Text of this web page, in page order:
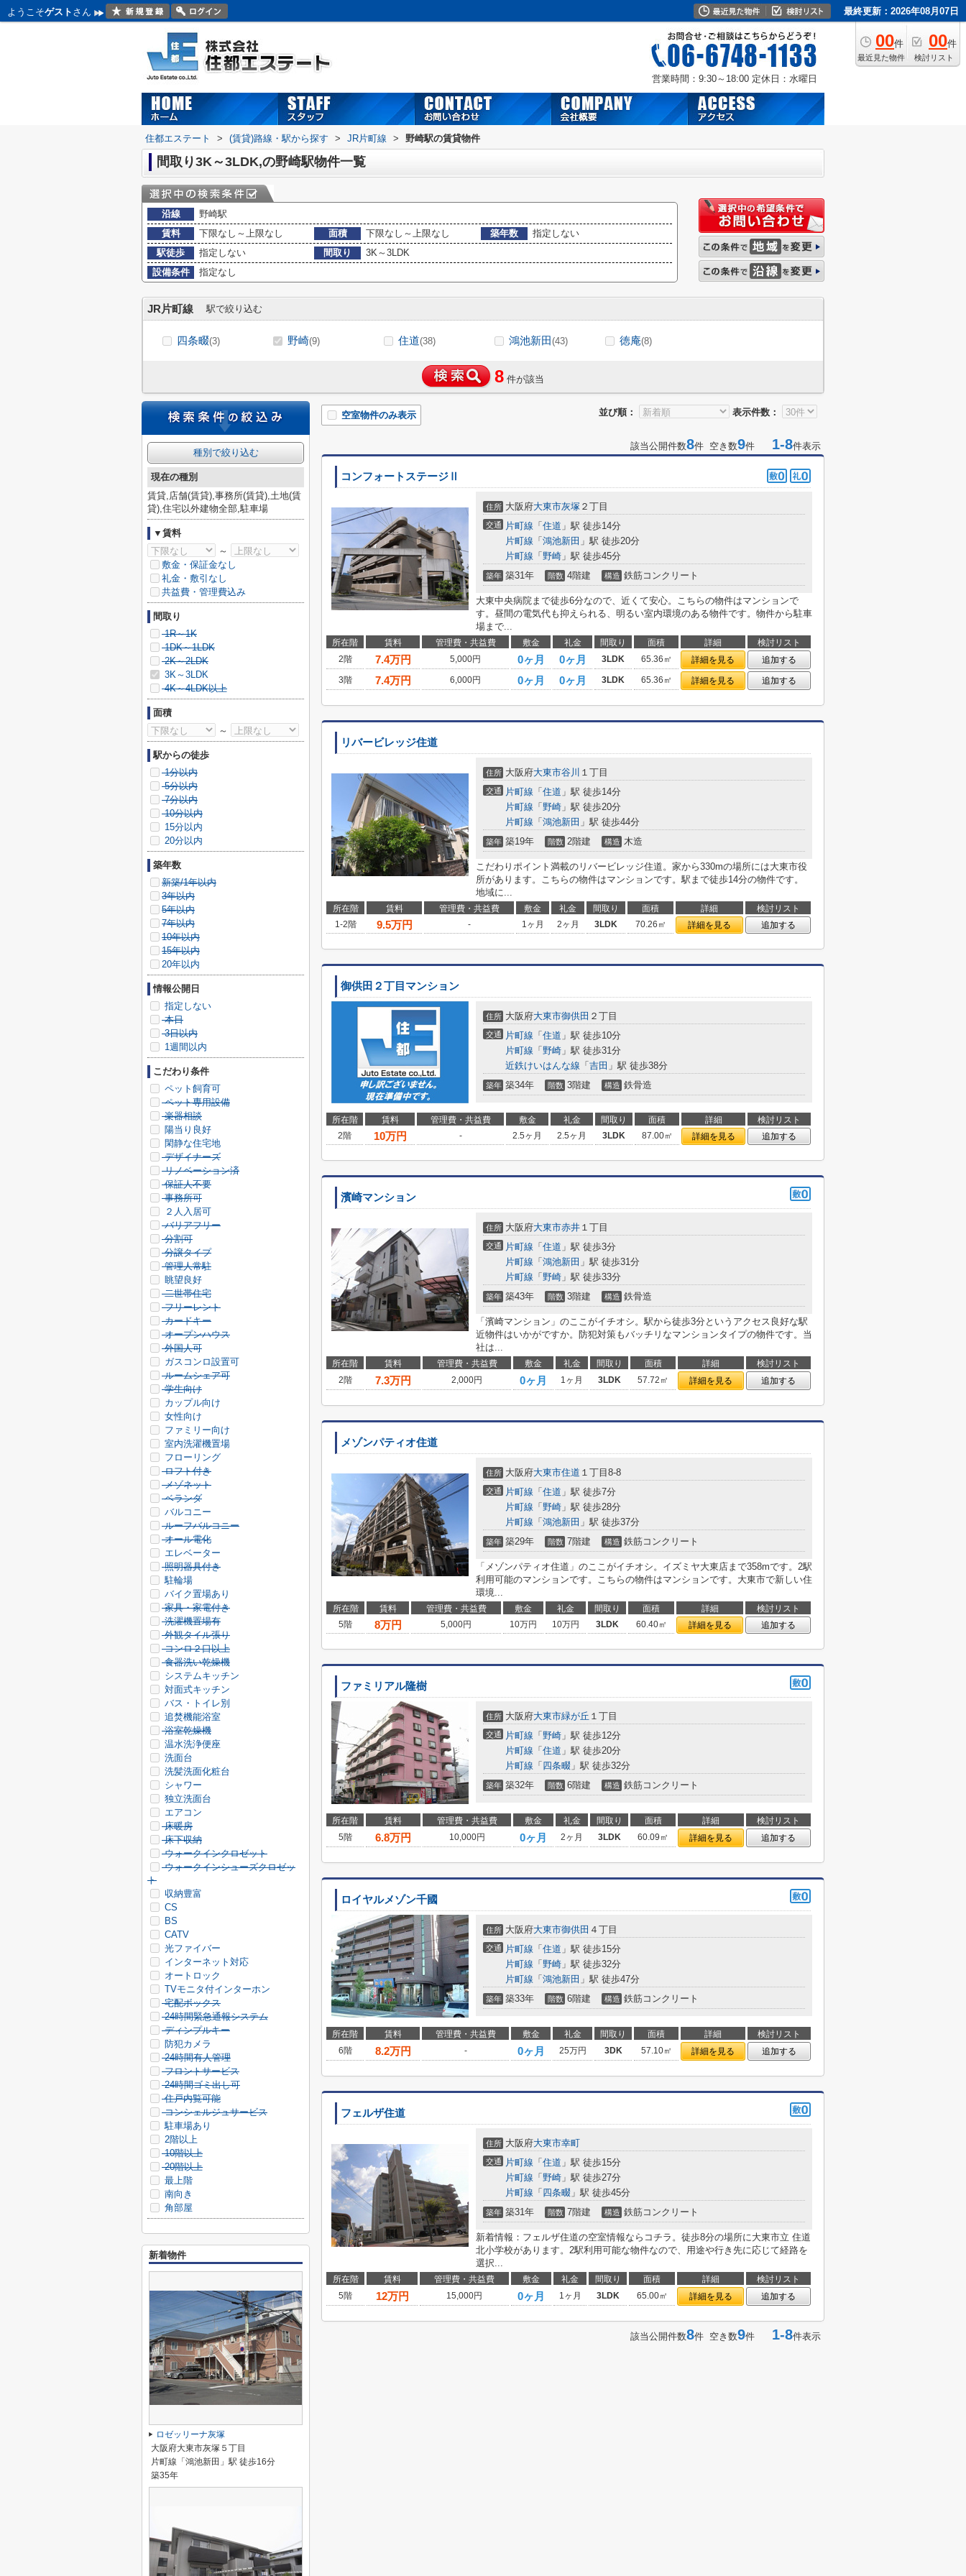
ようこそゲスト さん 最終更新：2026年08月07日
00件
最近見た物件
00件
検討リスト
営業時間：9:30～18:00 定休日：水曜日
住都エステート > (賃貸)路線・駅から探す > JR片町線 > 野崎駅の賃貸物件
間取り3K～3LDK,の野崎駅物件一覧
沿線
野崎駅
賃料
下限なし～上限なし 面積 下限なし～上限なし 築年数
指定しない
駅徒歩
指定しない 間取り
3K～3LDK
設備条件
指定なし
JR片町線 駅で絞り込む
四条畷(3) 野崎(9) 住道(38) 鴻池新田(43) 徳庵(8)
8 件が該当
並び順： 表示件数：
空室物件のみ表示
該当公開件数8件 空き数9件 1-8件表示
コンフォートステージⅡ
住所 大阪府大東市灰塚 ２丁目
交通 片町線 「 住道 」駅 徒歩14分
片町線 「 鴻池新田 」駅 徒歩20分
片町線 「 野崎 」駅 徒歩45分
築年 築31年 階数 4階建 構造 鉄筋コンクリート
大東中央病院まで徒歩6分なので、近くて安心。こちらの物件はマンションで
す。昼間の電気代も抑えられる、明るい室内環境のある物件です。物件から駐車
場まで...
所在階 賃料 管理費・共益費 敷金 礼金 間取り 面積 詳細
検討リスト
2階
7.4万円 5,000円 0ヶ月 0ヶ月 3LDK 65.36㎡ 詳細を見る
追加する
3階
7.4万円 6,000円 0ヶ月 0ヶ月 3LDK 65.36㎡ 詳細を見る 追加する
リバービレッジ住道
住所 大阪府大東市谷川 １丁目
交通 片町線 「 住道 」駅 徒歩14分
片町線 「 野崎 」駅 徒歩20分
片町線 「 鴻池新田 」駅 徒歩44分
築年 築19年 階数 2階建 構造 木造
こだわりポイント満載のリバービレッジ住道。家から330mの場所には大東市役
所があります。こちらの物件はマンションです。駅まで徒歩14分の物件です。
地域に...
所在階 賃料 管理費・共益費 敷金 礼金 間取り 面積 詳細
検討リスト
1-2階
9.5万円 - 1ヶ月 2ヶ月 3LDK 70.26㎡ 詳細を見る 追加する
御供田２丁目マンション
住所 大阪府大東市御供田 ２丁目
交通 片町線 「 住道 」駅 徒歩10分
片町線 「 野崎 」駅 徒歩31分
近鉄けいはんな線 「 吉田 」駅 徒歩38分
築年 築34年 階数 3階建 構造 鉄骨造
所在階 賃料 管理費・共益費 敷金 礼金 間取り 面積 詳細
検討リスト
2階
10万円 - 2.5ヶ月 2.5ヶ月 3LDK 87.00㎡ 詳細を見る 追加する
濱崎マンション
住所 大阪府大東市赤井 １丁目
交通 片町線 「 住道 」駅 徒歩3分
片町線 「 鴻池新田 」駅 徒歩31分
片町線 「 野崎 」駅 徒歩33分
築年 築43年 階数 3階建 構造 鉄骨造
「濱崎マンション」のここがイチオシ。駅から徒歩3分というアクセス良好な駅
近物件はいかがですか。防犯対策もバッチリなマンションタイプの物件です。当
社は...
所在階 賃料 管理費・共益費 敷金 礼金 間取り 面積 詳細
検討リスト
2階
7.3万円 2,000円 0ヶ月 1ヶ月 3LDK 57.72㎡ 詳細を見る 追加する
メゾンパティオ住道
住所 大阪府大東市住道 １丁目8-8
交通 片町線 「 住道 」駅 徒歩7分
片町線 「 野崎 」駅 徒歩28分
片町線 「 鴻池新田 」駅 徒歩37分
築年 築29年 階数 7階建 構造 鉄筋コンクリート
「メゾンパティオ住道」のここがイチオシ。イズミヤ大東店まで358mです。2駅
利用可能のマンションです。こちらの物件はマンションです。大東市で新しい住
環境...
所在階 賃料 管理費・共益費 敷金 礼金 間取り 面積 詳細
検討リスト
5階
8万円 5,000円 10万円 10万円 3LDK 60.40㎡ 詳細を見る 追加する
ファミリアル隆樹
住所 大阪府大東市緑が丘 １丁目
交通 片町線 「 野崎 」駅 徒歩12分
片町線 「 住道 」駅 徒歩20分
片町線 「 四条畷 」駅 徒歩32分
築年 築32年 階数 6階建 構造 鉄筋コンクリート
所在階 賃料 管理費・共益費 敷金 礼金 間取り 面積 詳細
検討リスト
5階
6.8万円 10,000円 0ヶ月 2ヶ月 3LDK 60.09㎡ 詳細を見る 追加する
ロイヤルメゾン千國
住所 大阪府大東市御供田 ４丁目
交通 片町線 「 住道 」駅 徒歩15分
片町線 「 野崎 」駅 徒歩32分
片町線 「 鴻池新田 」駅 徒歩47分
築年 築33年 階数 6階建 構造 鉄筋コンクリート
所在階 賃料 管理費・共益費 敷金 礼金 間取り 面積 詳細
検討リスト
6階
8.2万円 - 0ヶ月 25万円 3DK 57.10㎡ 詳細を見る 追加する
フェルザ住道
住所 大阪府大東市幸町
交通 片町線 「 住道 」駅 徒歩15分
片町線 「 野崎 」駅 徒歩27分
片町線 「 四条畷 」駅 徒歩45分
築年 築31年 階数 7階建 構造 鉄筋コンクリート
新着情報：フェルザ住道の空室情報ならコチラ。徒歩8分の場所に大東市立 住道
北小学校があります。2駅利用可能な物件なので、用途や行き先に応じて経路を
選択...
所在階 賃料 管理費・共益費 敷金 礼金 間取り 面積 詳細
検討リスト
5階
12万円 15,000円 0ヶ月 1ヶ月 3LDK 65.00㎡ 詳細を見る 追加する
該当公開件数8件 空き数9件 1-8件表示
種別で絞り込む
現在の種別
賃貸,店舗(賃貸),事務所(賃貸),土地(賃
貸),住宅以外建物全部,駐車場
▼賃料
～
敷金・保証金なし
礼金・敷引なし
共益費・管理費込み
間取り
1R～1K
1DK～1LDK
2K～2LDK
3K～3LDK
4K～4LDK以上
面積
～
駅からの徒歩
1分以内
5分以内
7分以内
10分以内
15分以内
20分以内
築年数
新築/1年以内
3年以内
5年以内
7年以内
10年以内
15年以内
20年以内
情報公開日
指定しない
本日
3日以内
1週間以内
こだわり条件
ペット飼育可
ペット専用設備
楽器相談
陽当り良好
閑静な住宅地
デザイナーズ
リノベーション済
保証人不要
事務所可
２人入居可
バリアフリー
分割可
分譲タイプ
管理人常駐
眺望良好
二世帯住宅
フリーレント
カードキー
オープンハウス
外国人可
ガスコンロ設置可
ルームシェア可
学生向け
カップル向け
女性向け
ファミリー向け
室内洗濯機置場
フローリング
ロフト付き
メゾネット
ベランダ
バルコニー
ルーフバルコニー
オール電化
エレベーター
照明器具付き
駐輪場
バイク置場あり
家具・家電付き
洗濯機置場有
外観タイル張り
コンロ２口以上
食器洗い乾燥機
システムキッチン
対面式キッチン
バス・トイレ別
追焚機能浴室
浴室乾燥機
温水洗浄便座
洗面台
洗髪洗面化粧台
シャワー
独立洗面台
エアコン
床暖房
床下収納
ウォークインクロゼット
ウォークインシューズクロゼッ
ト
収納豊富
CS
BS
CATV
光ファイバー
インターネット対応
オートロック
TVモニタ付インターホン
宅配ボックス
24時間緊急通報システム
ディンプルキー
防犯カメラ
24時間有人管理
フロントサービス
24時間ゴミ出し可
住戸内覧可能
コンシェルジュサービス
駐車場あり
2階以上
10階以上
20階以上
最上階
南向き
角部屋
新着物件
ロゼッリーナ灰塚
大阪府大東市灰塚５丁目
片町線「鴻池新田」駅 徒歩16分
築35年